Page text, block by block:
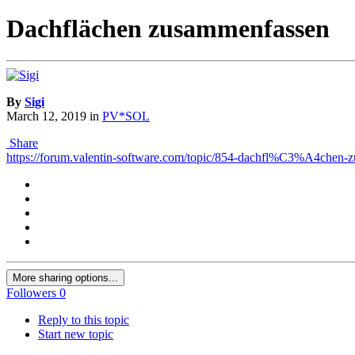
Dachflächen zusammenfassen
By Sigi
March 12, 2019 in PV*SOL
Share
https://forum.valentin-software.com/topic/854-dachfl%C3%A4chen-
More sharing options...
Followers 0
Reply to this topic
Start new topic